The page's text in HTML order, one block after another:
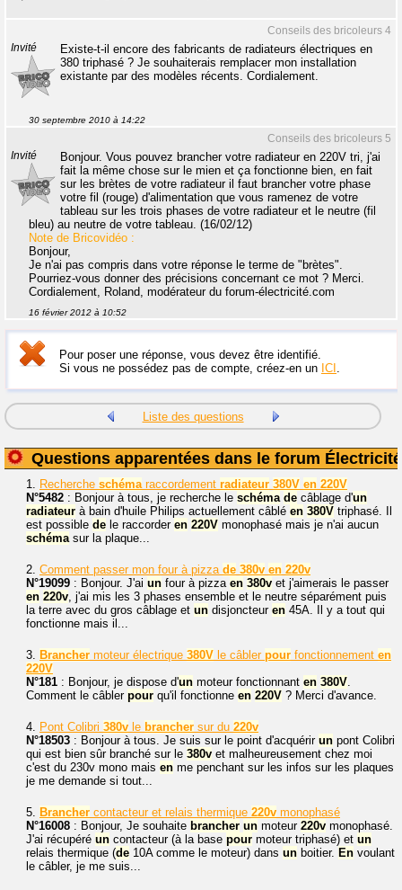
Conseils des bricoleurs 4
Invité
Existe-t-il encore des fabricants de radiateurs électriques en
380 triphasé ? Je souhaiterais remplacer mon installation
existante par des modèles récents. Cordialement.
30 septembre 2010 à 14:22
Conseils des bricoleurs 5
Invité
Bonjour. Vous pouvez brancher votre radiateur en 220V tri, j'ai
fait la même chose sur le mien et ça fonctionne bien, en fait
sur les brètes de votre radiateur il faut brancher votre phase
votre fil (rouge) d'alimentation que vous ramenez de votre
tableau sur les trois phases de votre radiateur et le neutre (fil
bleu) au neutre de votre tableau. (16/02/12)
Note de Bricovidéo :
Bonjour,
Je n'ai pas compris dans votre réponse le terme de "brètes".
Pourriez-vous donner des précisions concernant ce mot ? Merci.
Cordialement, Roland, modérateur du forum-électricité.com
16 février 2012 à 10:52
Pour poser une réponse, vous devez être identifié.
Si vous ne possédez pas de compte, créez-en un ICI .
Liste des questions
Questions apparentées dans le forum Électricité
1. Recherche schémaraccordement radiateur 380V en 220V
N°5482 : Bonjour à tous, je recherche le schéma de câblage d'un
radiateur à bain d'huile Philips actuellement câblé en 380V triphasé. Il
est possible de le raccorder en 220V monophasé mais je n'ai aucun
schémasur la plaque...
2. Comment passer mon four à pizza de 380v en 220v
N°19099 : Bonjour. J'ai un four à pizza en 380v et j'aimerais le passer
en 220v, j'ai mis les 3 phases ensemble et le neutre séparément puis
la terre avec du gros câblage et un disjoncteur en 45A. Il y a tout qui
fonctionne mais il...
3. Brancher moteur électrique 380V le câbler pour fonctionnement en
220V
N°181 : Bonjour, je dispose d'un moteur fonctionnant en 380V.
Comment le câbler pour qu'il fonctionne en 220V ? Merci d'avance.
4. Pont Colibri 380v le brancher sur du 220v
N°18503 : Bonjour à tous. Je suis sur le point d'acquérir un pont Colibri
qui est bien sûr branché sur le 380v et malheureusement chez moi
c'est du 230v mono mais en me penchant sur les infos sur les plaques
je me demande si tout...
5. Brancher contacteur et relais thermique 220v monophasé
N°16008 : Bonjour, Je souhaite brancher un moteur 220v monophasé.
J'ai récupéré un contacteur (à la base pour moteur triphasé) et un
relais thermique (de 10A comme le moteur) dans un boitier. En voulant
le câbler, je me suis...